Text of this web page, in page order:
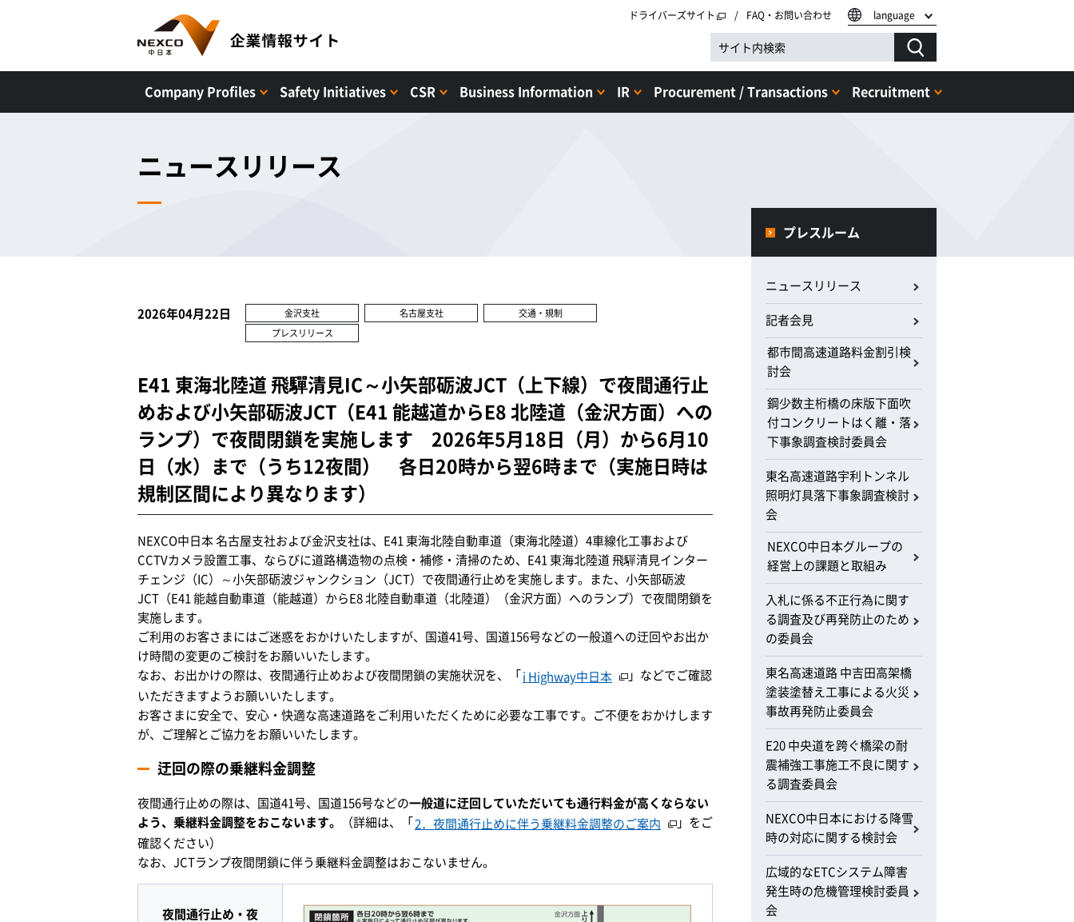
ドライバーズサイト FAQ・お問い合わせ language
Company Profiles Safety Initiatives CSR Business Information IR Procurement / Transactions Recruitment
ニュースリリース
2026年04月22日 金沢支社 名古屋支社
交通・規制
プレスリリース
E41 東海北陸道 飛驒清見IC～小矢部砺波JCT（上下線）で夜間通行止
めおよび小矢部砺波JCT（E41 能越道からE8 北陸道（金沢方面）への
ランプ）で夜間閉鎖を実施します 2026年5月18日（月）から6月10
日（水）まで（うち12夜間） 各日20時から翌6時まで（実施日時は
規制区間により異なります）
NEXCO中日本 名古屋支社および金沢支社は、E41 東海北陸自動車道（東海北陸道）4車線化工事および
CCTVカメラ設置工事、ならびに道路構造物の点検・補修・清掃のため、E41 東海北陸道 飛驒清見インター
チェンジ（IC）～小矢部砺波ジャンクション（JCT）で夜間通行止めを実施します。また、小矢部砺波
JCT（E41 能越自動車道（能越道）からE8 北陸自動車道（北陸道）（金沢方面）へのランプ）で夜間閉鎖を
実施します。
ご利用のお客さまにはご迷惑をおかけいたしますが、国道41号、国道156号などの一般道への迂回やお出か
け時間の変更のご検討をお願いいたします。
なお、お出かけの際は、夜間通行止めおよび夜間閉鎖の実施状況を、「i Highway中日本
」などでご確認
いただきますようお願いいたします。
お客さまに安全で、安心・快適な高速道路をご利用いただくために必要な工事です。ご不便をおかけします
が、ご理解とご協力をお願いいたします。
迂回の際の乗継料金調整
夜間通行止めの際は、国道41号、国道156号などの一般道に迂回していただいても通行料金が高くならない
よう、乗継料金調整をおこないます。
（詳細は、「2．夜間通行止めに伴う乗継料金調整のご案内
」をご
確認ください）
なお、JCTランプ夜間閉鎖に伴う乗継料金調整はおこないません。
夜間通行止め・夜
プレスルーム
ニュースリリース
記者会見
都市間高速道路料金割引検
討会
鋼少数主桁橋の床版下面吹
付コンクリートはく離・落
下事象調査検討委員会
東名高速道路宇利トンネル
照明灯具落下事象調査検討
会
NEXCO中日本グループの
経営上の課題と取組み
入札に係る不正行為に関す
る調査及び再発防止のため
の委員会
東名高速道路 中吉田高架橋
塗装塗替え工事による火災
事故再発防止委員会
E20 中央道を跨ぐ橋梁の耐
震補強工事施工不良に関す
る調査委員会
NEXCO中日本における降雪
時の対応に関する検討会
広域的なETCシステム障害
発生時の危機管理検討委員
会